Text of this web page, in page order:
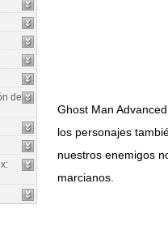
de
Ghost Man
los personajes
nuestros enemigos
marcianos.